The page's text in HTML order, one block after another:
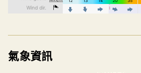
氣象資訊